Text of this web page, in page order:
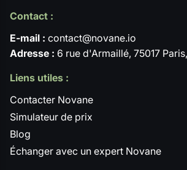
Contact :
E-mail : contact@novane.io
Adresse : 6 rue d'Armaillé, 75017
Liens utiles :
Contacter Novane
Simulateur de prix
Blog
Échanger avec un expert Novane